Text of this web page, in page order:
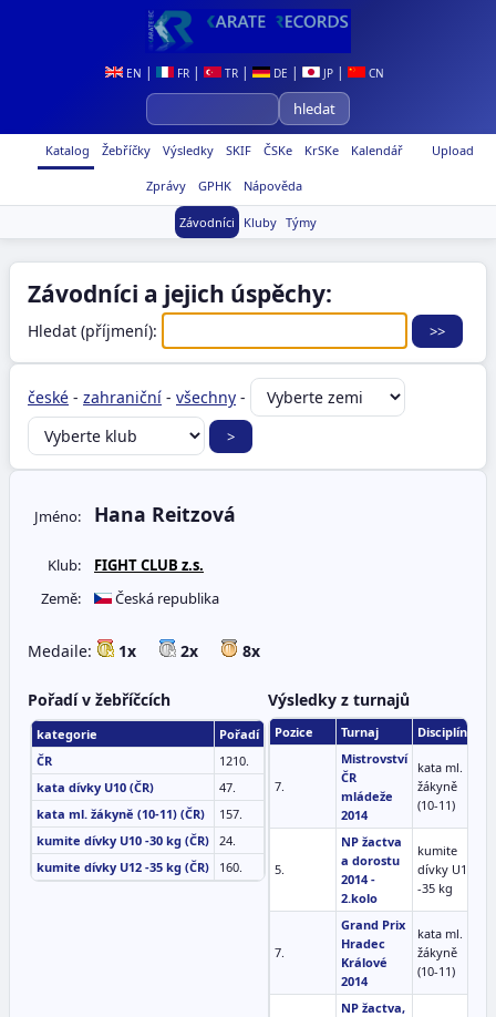
EN | FR | TR | DE | JP | CN
Upload
Katalog Žebříčky Výsledky SKIF ČSKe KrSKe Kalendář
Zprávy GPHK Nápověda
Závodníci Kluby Týmy
Závodníci a jejich úspěchy:
Hledat (příjmení):
české - zahraniční - všechny -
Jméno: Hana Reitzová
Klub:
FIGHT CLUB z.s.
Země:
Česká republika
Medaile: 1x 2x 8x
Pořadí v žebříčcích
kategorie
Pořadí
ČR
1210.
kata dívky U10 (ČR)
47.
kata ml. žákyně (10-11) (ČR)
157.
kumite dívky U10 -30 kg (ČR) 24.
kumite dívky U12 -35 kg (ČR)
160.
Výsledky z turnajů
Pozice Turnaj Disciplína
7.
Mistrovství
ČR
mládeže
2014
kata ml.
žákyně
(10-11)
5.
NP žactva
a dorostu
2014 -
2.kolo
kumite
dívky U12
-35 kg
7.
Grand Prix
Hradec
Králové
2014
kata ml.
žákyně
(10-11)
NP žactva,